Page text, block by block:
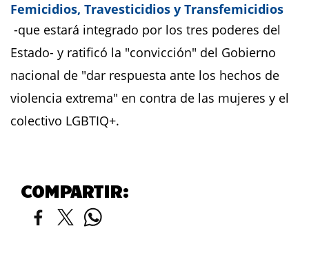
Femicidios, Travesticidios y Transfemicidios
-que estará integrado por los tres poderes del
Estado- y ratificó la "convicción" del Gobierno
nacional de "dar respuesta ante los hechos de
violencia extrema" en contra de las mujeres y el
colectivo LGBTIQ+.
COMPARTIR: